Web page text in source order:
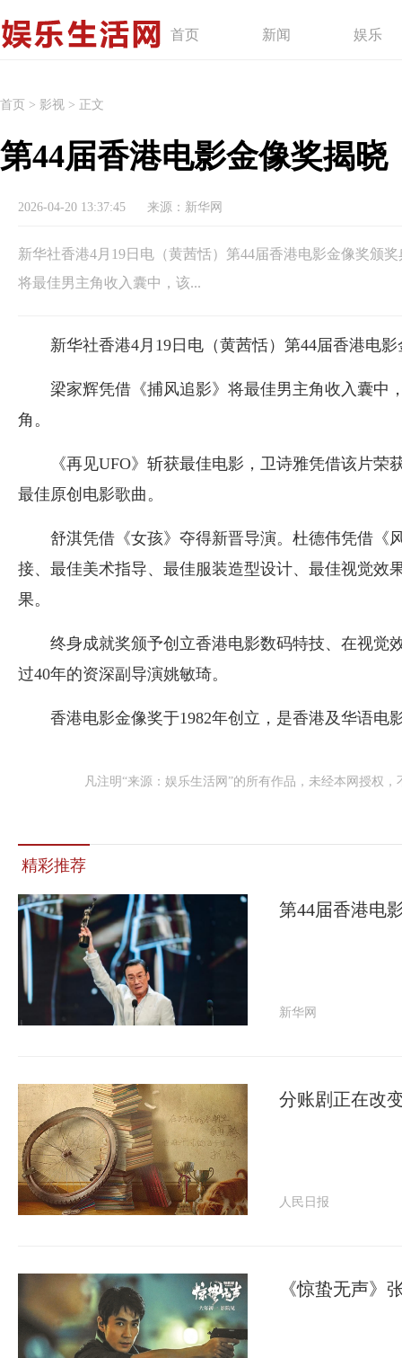
首页 新闻 娱乐
首页 > 影视 > 正文
第44届香港电影金像奖揭晓
2026-04-20 13:37:45 来源：新华网
新华社香港4月19日电（黄茜恬）第44届香港电影金像奖颁
将最佳男主角收入囊中，该...
新华社香港4月19日电（黄茜恬）第44届香港电
梁家辉凭借《捕风追影》将最佳男主角收入囊中
角。
《再见UFO》斩获最佳电影，卫诗雅凭借该片
最佳原创电影歌曲。
舒淇凭借《女孩》夺得新晋导演。杜德伟凭借《
接、最佳美术指导、最佳服装造型设计、最佳视觉效
果。
终身成就奖颁予创立香港电影数码特技、在视觉
过40年的资深副导演姚敏琦。
香港电影金像奖于1982年创立，是香港及华语电
凡注明“来源：娱乐生活网”的所有作品，未经本网授权
精彩推荐
第44届香港电
新华网
分账剧正在改
人民日报
《惊蛰无声》